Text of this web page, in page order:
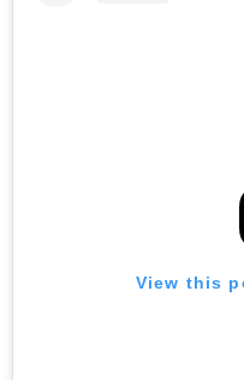
View this